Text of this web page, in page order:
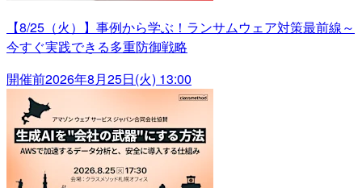
【8/25（火）】事例から学ぶ！ランサムウェア対策最前線～
今すぐ実践できる多重防御戦略
開催前2026年8月25日(火) 13:00